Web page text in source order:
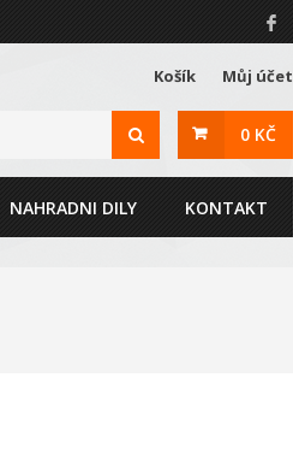
Košík Můj účet
0 KČ
NAHRADNI DILY KONTAKT